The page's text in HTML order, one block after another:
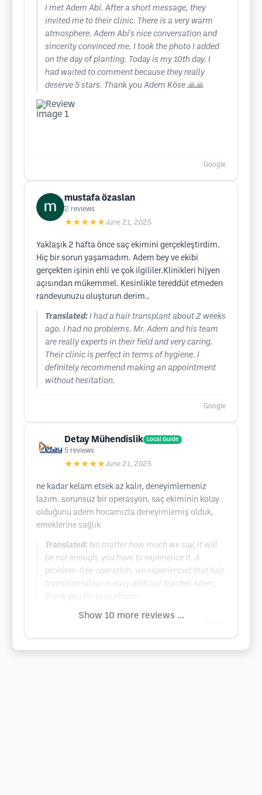
I met Adem Abi. After a short message, they
invited me to their clinic. There is a very warm
atmosphere. Adem Abi's nice conversation and
sincerity convinced me. I took the photo I added
on the day of planting. Today is my 10th day. I
had waited to comment because they really
deserve 5 stars. Thank you Adem Köse 🙏🙏
Google
mustafa özaslan
2 reviews
★★★★★June 21, 2025
Yaklaşık 2 hafta önce saç ekimini gerçekleştirdim.
Hiç bir sorun yaşamadım. Adem bey ve ekibi
gerçekten işinin ehli ve çok ilgililer.Klinikleri hijyen
açısından mükemmel. Kesinlikle tereddüt etmeden
randevunuzu oluşturun derim..
Translated: I had a hair transplant about 2 weeks
ago. I had no problems. Mr. Adem and his team
are really experts in their field and very caring.
Their clinic is perfect in terms of hygiene. I
definitely recommend making an appointment
without hesitation.
Google
Detay Mühendislik Local Guide
5 reviews
★★★★★June 21, 2025
ne kadar kelam etsek az kalır, deneyimlemeniz
lazım. sorunsuz bir operasyon, saç ekiminin kolay
olduğunu adem hocamızla deneyimlemiş olduk,
emeklerine sağlık
Translated: No matter how much we say, it will
be not enough, you have to experience it. A
problem-free operation, we experienced that hair
transplantation is easy with our teacher Adem,
thank you for your efforts
Show 10 more reviews ...